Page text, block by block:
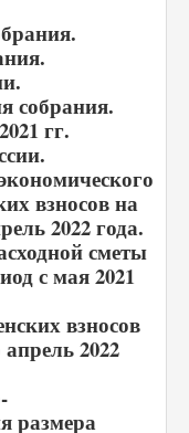
собрания.
гг.
взносов на
2022 года.
сметы
с мая 2021
взносов
2022
размера